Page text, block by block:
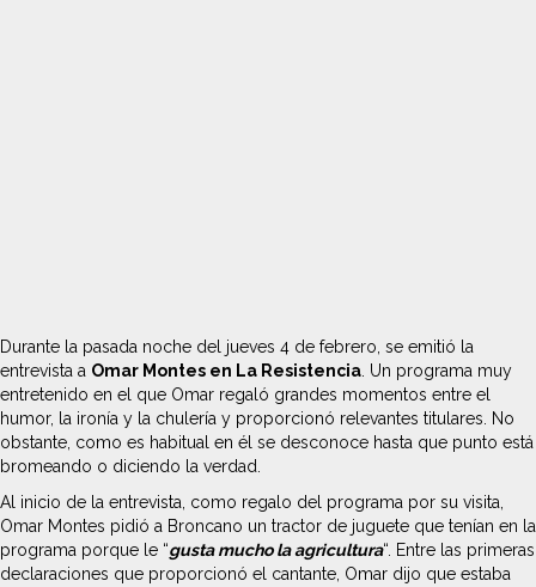
Durante la pasada noche del jueves 4 de febrero, se emitió la
entrevista a Omar Montes en La Resistencia. Un programa muy
entretenido en el que Omar regaló grandes momentos entre el
humor, la ironía y la chulería y proporcionó relevantes titulares. No
obstante, como es habitual en él se desconoce hasta que punto está
bromeando o diciendo la verdad.
Al inicio de la entrevista, como regalo del programa por su visita,
Omar Montes pidió a Broncano un tractor de juguete que tenían en la
programa porque le “gusta mucho la agricultura“. Entre las primeras
declaraciones que proporcionó el cantante, Omar dijo que estaba